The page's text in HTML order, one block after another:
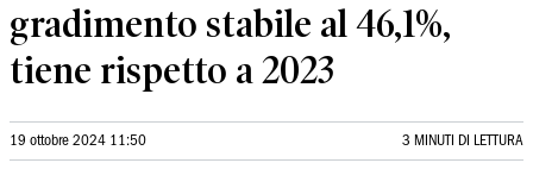
gradimento stabile al 46,1%,
tiene rispetto a 2023
19 ottobre 2024 11:50 3 MINUTI DI LETTURA